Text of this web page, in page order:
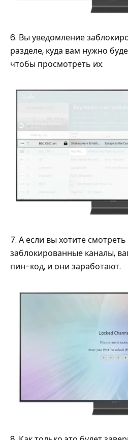
6. Вы уведомление
разделе, куда вам нужно
чтобы просмотреть их.
7. А если вы хотите
заблокированные каналы,
пин-код, и они заработают.